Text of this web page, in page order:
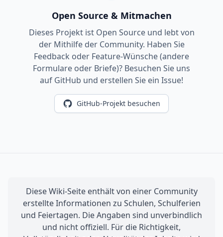
Open Source & Mitmachen
Dieses Projekt ist Open Source und lebt von
der Mithilfe der Community. Haben Sie
Feedback oder Feature-Wünsche (andere
Formulare oder Briefe)? Besuchen Sie uns
auf GitHub und erstellen Sie ein Issue!
GitHub-Projekt besuchen
Diese Wiki-Seite enthält von einer Community
erstellte Informationen zu Schulen, Schulferien
und Feiertagen. Die Angaben sind unverbindlich
und nicht offiziell. Für die Richtigkeit,